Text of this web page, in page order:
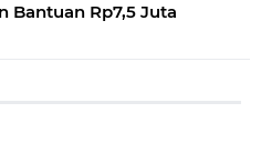
Bantuan Rp7,5 Juta